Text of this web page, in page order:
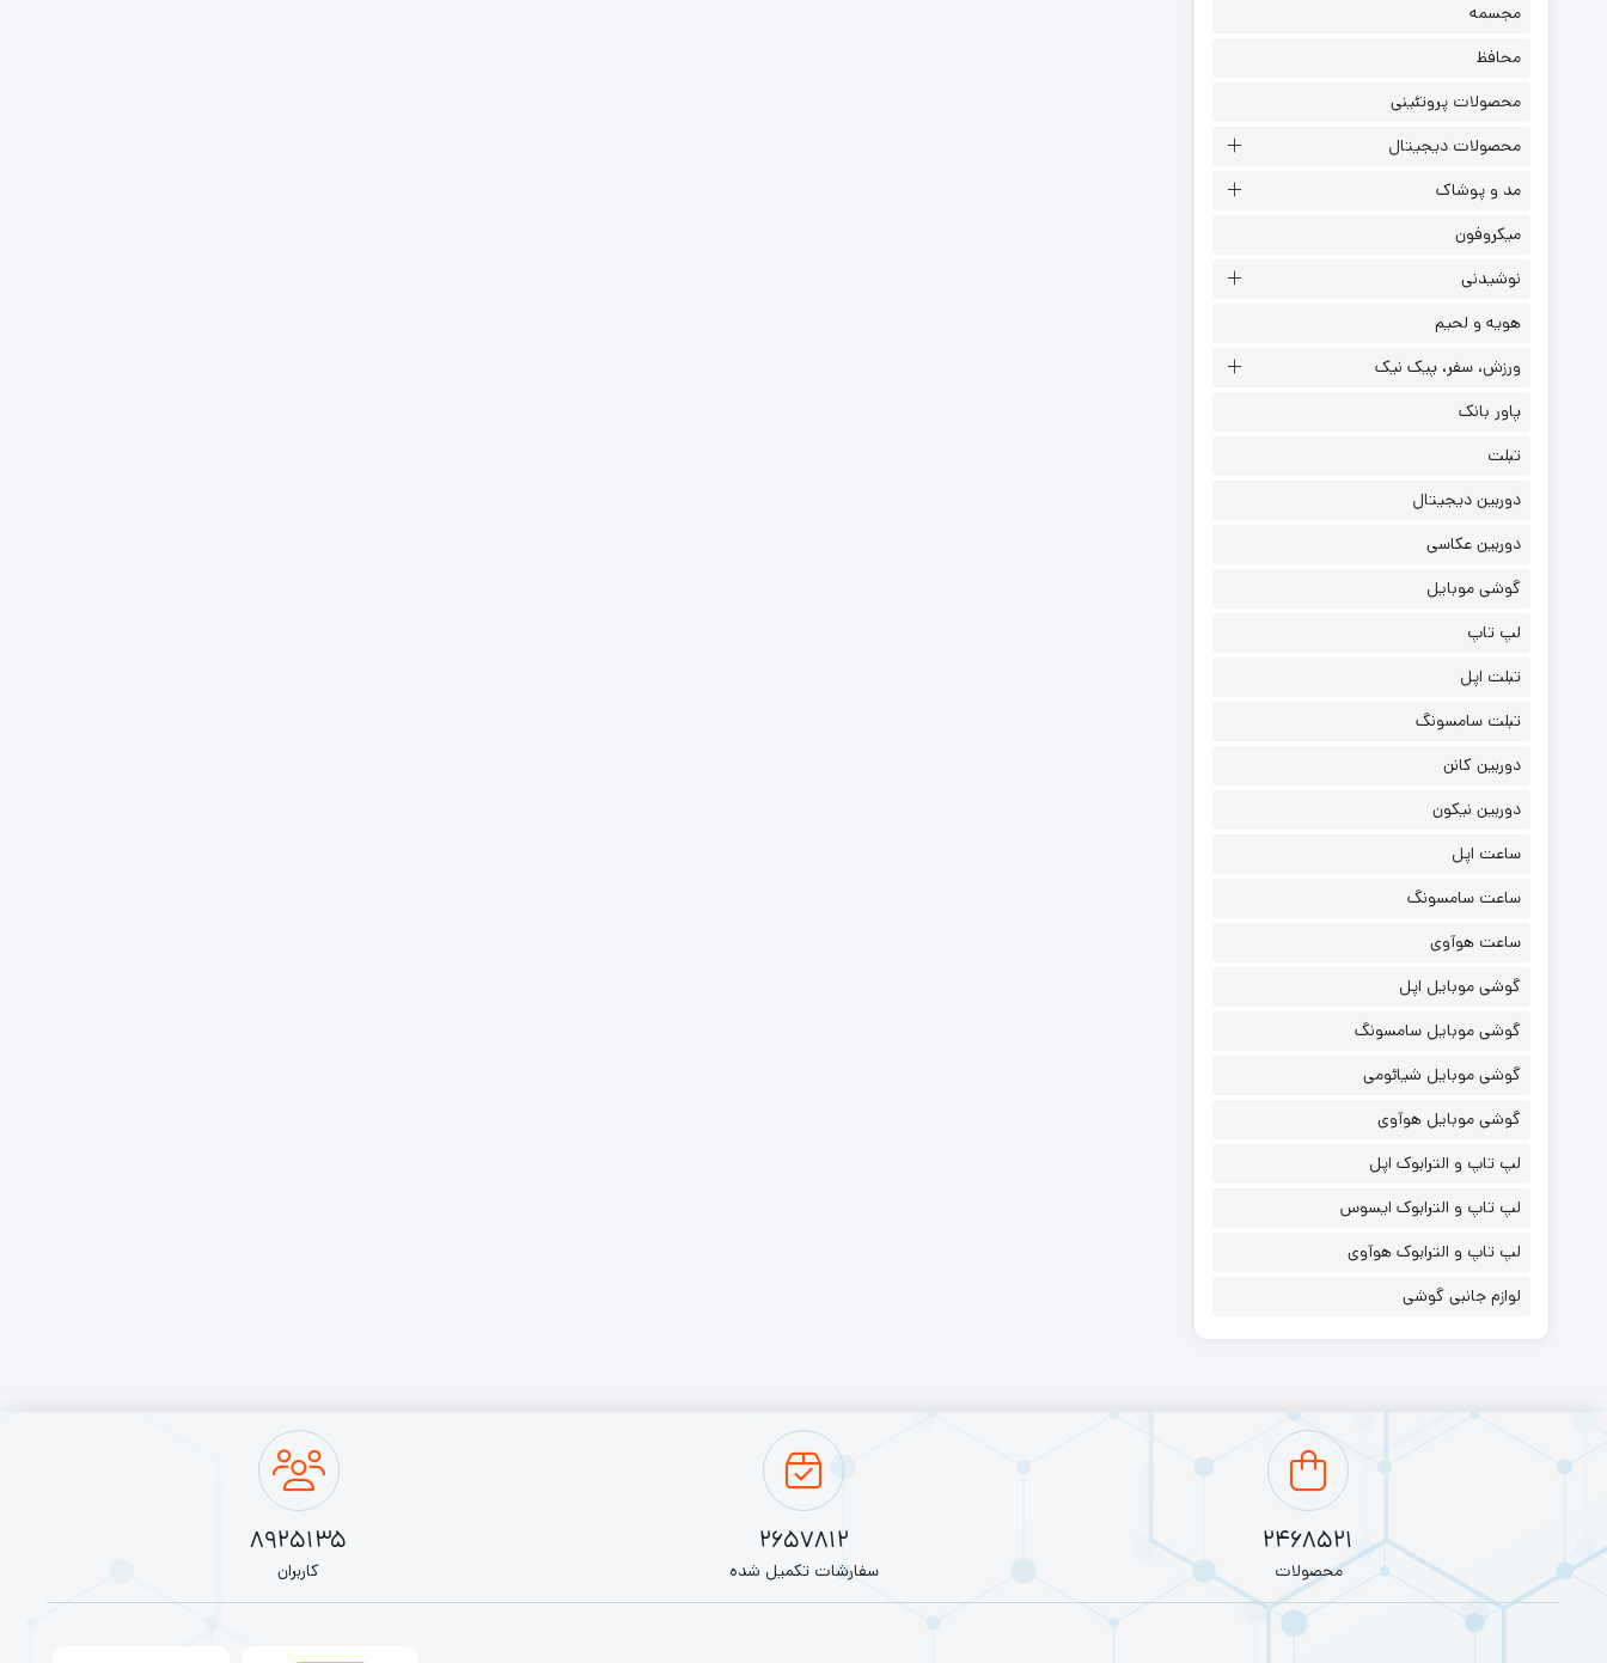
مجسمه
محافظ
محصولات پروتئینی
محصولات دیجیتال
مد و پوشاک
میکروفون
نوشیدنی
هویه و لحیم
ورزش، سفر، پیک نیک
پاور بانک
تبلت
دوربین دیجیتال
دوربین عکاسی
گوشی موبایل
لپ تاپ
تبلت اپل
تبلت سامسونگ
دوربین کانن
دوربین نیکون
ساعت اپل
ساعت سامسونگ
ساعت هوآوی
گوشی موبایل اپل
گوشی موبایل سامسونگ
گوشی موبایل شیائومی
گوشی موبایل هوآوی
لپ تاپ و الترابوک اپل
لپ تاپ و الترابوک ایسوس
لپ تاپ و الترابوک هوآوی
لوازم جانبی گوشی
2468521
محصولات
2657812
سفارشات تکمیل شده
8925135
کاربران